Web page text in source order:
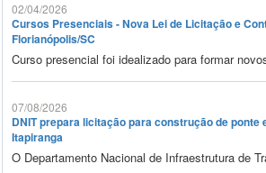
02/04/2026
Cursos Presenciais - Nova Lei de Licitação e
Florianópolis/SC
Curso presencial foi idealizado para formar
07/08/2026
DNIT prepara licitação para construção de ponte
Itapiranga
O Departamento Nacional de Infraestrutura de